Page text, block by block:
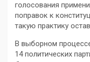
голосования
поправок к
такую практику
В выборном
14 политических